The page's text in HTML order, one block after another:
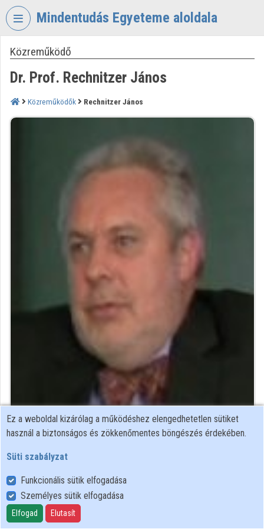
Fejléc kihagyása
Mindentudás Egyeteme aloldala
VIDEOTORIUM
MINDENTUDÁS
EGYETEME
Intézményi felfedezés
Közreműködő
Dr. Prof. Rechnitzer János
Közreműködők Rechnitzer János
közgazdász
Közreműködő felvételei
Névjegyek
Névjegy
Ez a weboldal kizárólag a működéshez elengedhetetlen sütiket
használ a biztonságos és zökkenőmentes böngészés érdekében.
Süti szabályzat
Funkcionális sütik elfogadása
Személyes sütik elfogadása
Elfogad Elutasít